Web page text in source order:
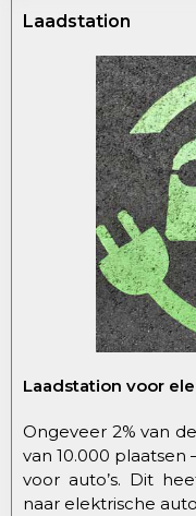
Laadstation
Laadstation voor
Ongeveer 2% van
van 10.000
voor auto’s. Dit
naar elektrische